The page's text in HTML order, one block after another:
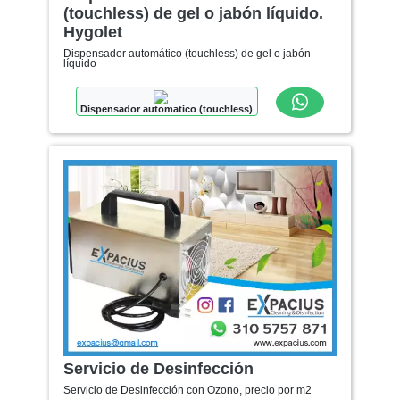
(touchless) de gel o jabón líquido.
Hygolet
Dispensador automático (touchless) de gel o jabón
líquido
Dispensador automatico (touchless)
Servicio de Desinfección
Servicio de Desinfección con Ozono, precio por m2